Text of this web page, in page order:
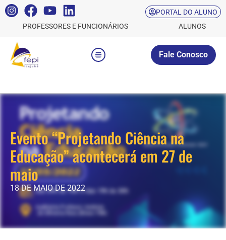
PORTAL DO ALUNO
PROFESSORES E FUNCIONÁRIOS
ALUNOS
Fale Conosco
Evento “Projetando Ciência na
Educação” acontecerá em 27 de
maio
18 DE MAIO DE 2022